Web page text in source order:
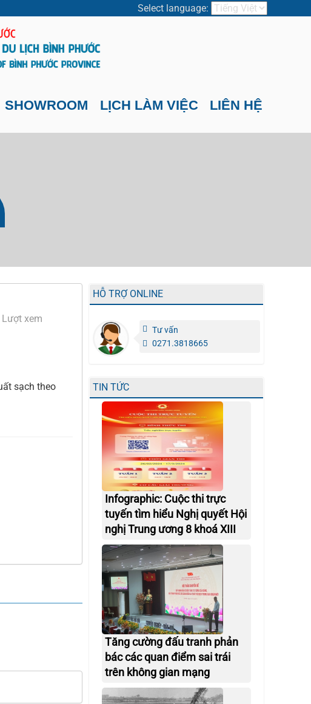
Select language:
SHOWROOM LỊCH LÀM VIỆC LIÊN HỆ
xem
sạch theo
HỖ TRỢ ONLINE
Tư vấn
0271.3818665
TIN TỨC
Infographic: Cuộc thi trực
tuyến tìm hiểu Nghị quyết Hội
nghị Trung ương 8 khoá XIII
Tăng cường đấu tranh phản
bác các quan điểm sai trái
trên không gian mạng